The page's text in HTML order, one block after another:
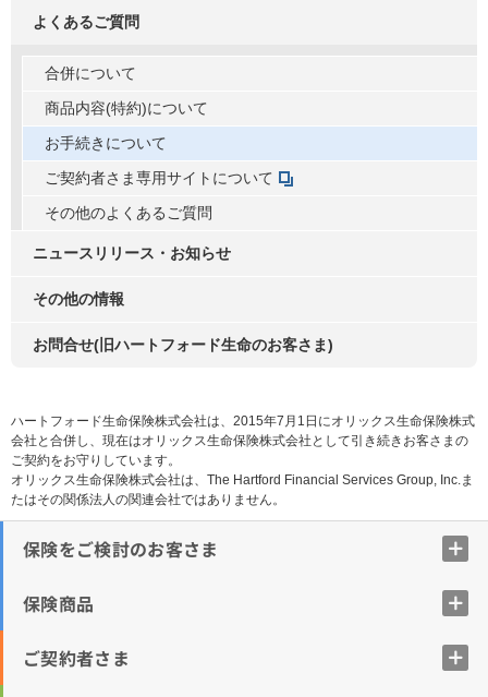
よくあるご質問
合併について
商品内容(特約)について
お手続きについて
ご契約者さま専用サイトについて
その他のよくあるご質問
ニュースリリース・お知らせ
その他の情報
お問合せ(旧ハートフォード生命のお客さま)
ハートフォード生命保険株式会社は、2015年7月1日にオリックス生命保険株式
会社と合併し、現在はオリックス生命保険株式会社として引き続きお客さまの
ご契約をお守りしています。
オリックス生命保険株式会社は、The Hartford Financial Services Group, Inc.ま
たはその関係法人の関連会社ではありません。
保険をご検討のお客さま
保険商品
ご契約者さま